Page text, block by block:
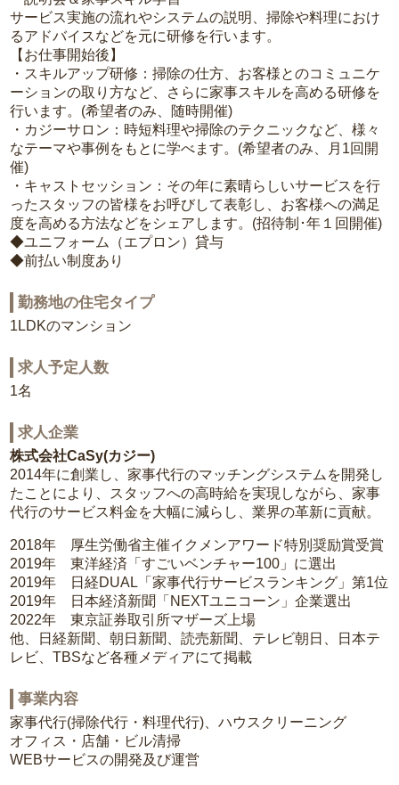
サービス実施の流れやシステムの説明、掃除や料理におけ
るアドバイスなどを元に研修を行います。
【お仕事開始後】
・スキルアップ研修：掃除の仕方、お客様とのコミュニケ
ーションの取り方など、さらに家事スキルを高める研修を
行います。(希望者のみ、随時開催)
・カジーサロン：時短料理や掃除のテクニックなど、様々
なテーマや事例をもとに学べます。(希望者のみ、月1回開
催)
・キャストセッション：その年に素晴らしいサービスを行
ったスタッフの皆様をお呼びして表彰し、お客様への満足
度を高める方法などをシェアします。(招待制･年１回開催)
◆ユニフォーム（エプロン）貸与
◆前払い制度あり
勤務地の住宅タイプ
1LDKのマンション
求人予定人数
1名
求人企業
株式会社CaSy(カジー)
2014年に創業し、家事代行のマッチングシステムを開発し
たことにより、スタッフへの高時給を実現しながら、家事
代行のサービス料金を大幅に減らし、業界の革新に貢献。
2018年 厚生労働省主催イクメンアワード特別奨励賞受賞
2019年 東洋経済「すごいベンチャー100」に選出
2019年 日経DUAL「家事代行サービスランキング」第1位
2019年 日本経済新聞「NEXTユニコーン」企業選出
2022年 東京証券取引所マザーズ上場
他、日経新聞、朝日新聞、読売新聞、テレビ朝日、日本テ
レビ、TBSなど各種メディアにて掲載
事業内容
家事代行(掃除代行・料理代行)、ハウスクリーニング
オフィス・店舗・ビル清掃
WEBサービスの開発及び運営